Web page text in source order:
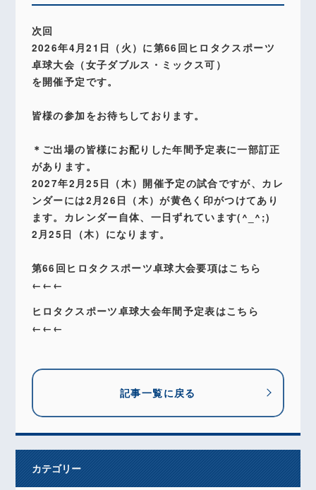
次回
2026年4月21日（火）に第66回ヒロタクスポーツ
卓球大会（女子ダブルス・ミックス可）
を開催予定です。
皆様の参加をお待ちしております。
＊ご出場の皆様にお配りした年間予定表に一部訂正
があります。
2027年2月25日（木）開催予定の試合ですが、カレ
ンダーには2月26日（木）が黄色く印がつけてあり
ます。カレンダー自体、一日ずれています(^_^;)
2月25日（木）になります。
第66回ヒロタクスポーツ卓球大会要項はこちら
←←←
ヒロタクスポーツ卓球大会年間予定表はこちら
←←←
記事一覧に戻る
カテゴリー